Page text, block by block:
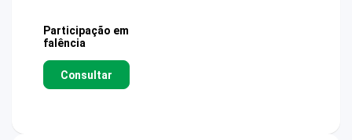
Participação em
falência
Consultar